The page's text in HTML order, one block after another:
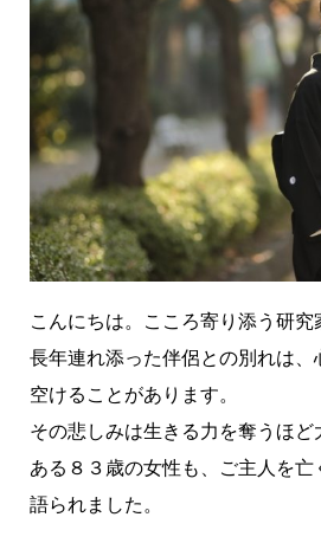
こんにちは。こころ寄り添う研究
長年連れ添った伴侶との別れは、
空けることがあります。
その悲しみは生きる力を奪うほど
ある８３歳の女性も、ご主人を亡
語られました。